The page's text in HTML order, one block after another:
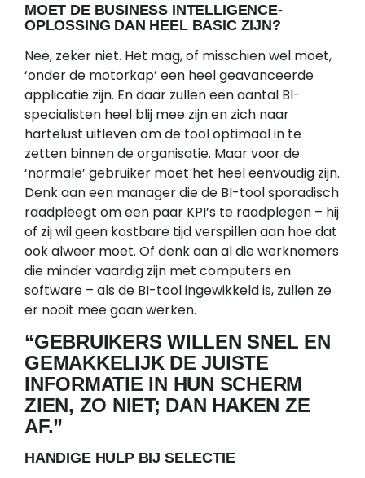
MOET DE BUSINESS INTELLIGENCE-
OPLOSSING DAN HEEL BASIC ZIJN?
Nee, zeker niet. Het mag, of misschien wel moet,
‘onder de motorkap’ een heel geavanceerde
applicatie zijn. En daar zullen een aantal BI-
specialisten heel blij mee zijn en zich naar
hartelust uitleven om de tool optimaal in te
zetten binnen de organisatie. Maar voor de
‘normale’ gebruiker moet het heel eenvoudig zijn.
Denk aan een manager die de BI-tool sporadisch
raadpleegt om een paar KPI’s te raadplegen – hij
of zij wil geen kostbare tijd verspillen aan hoe dat
ook alweer moet. Of denk aan al die werknemers
die minder vaardig zijn met computers en
software – als de BI-tool ingewikkeld is, zullen ze
er nooit mee gaan werken.
“GEBRUIKERS WILLEN SNEL EN
GEMAKKELIJK DE JUISTE
INFORMATIE IN HUN SCHERM
ZIEN, ZO NIET; DAN HAKEN ZE
AF.”
HANDIGE HULP BIJ SELECTIE